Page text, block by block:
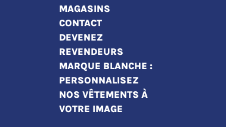
MAGASINS
CONTACT
DEVENEZ
REVENDEURS
MARQUE BLANCHE :
PERSONNALISEZ
NOS VÊTEMENTS À
VOTRE IMAGE